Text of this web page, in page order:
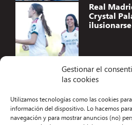
Gestionar el
las cookies
Utilizamos tecnologías como las cookies
información del dispositivo. Lo hacemos
navegación y para mostrar anuncios (no)
Real
Crystal
ilusionarse
Aviso